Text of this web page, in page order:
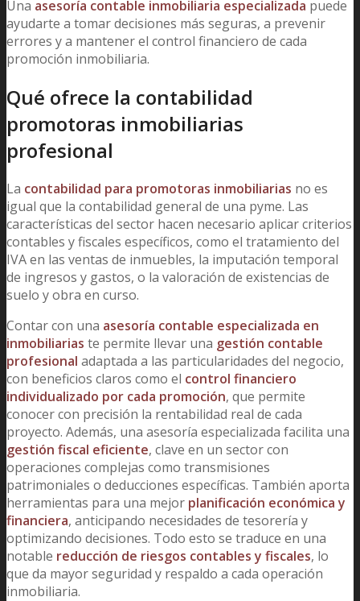
Una asesoría contable inmobiliaria especializada puede
ayudarte a tomar decisiones más seguras, a prevenir
errores y a mantener el control financiero de cada
promoción inmobiliaria.
Qué ofrece la contabilidad
promotoras inmobiliarias
profesional
La contabilidad para promotoras inmobiliarias no es
igual que la contabilidad general de una pyme. Las
características del sector hacen necesario aplicar criterios
contables y fiscales específicos, como el tratamiento del
IVA en las ventas de inmuebles, la imputación temporal
de ingresos y gastos, o la valoración de existencias de
suelo y obra en curso.
Contar con una asesoría contable especializada en
inmobiliarias te permite llevar una gestión contable
profesional adaptada a las particularidades del negocio,
con beneficios claros como el control financiero
individualizado por cada promoción, que permite
conocer con precisión la rentabilidad real de cada
proyecto. Además, una asesoría especializada facilita una
gestión fiscal eficiente, clave en un sector con
operaciones complejas como transmisiones
patrimoniales o deducciones específicas. También aporta
herramientas para una mejor planificación económica y
financiera, anticipando necesidades de tesorería y
optimizando decisiones. Todo esto se traduce en una
notable reducción de riesgos contables y fiscales, lo
que da mayor seguridad y respaldo a cada operación
inmobiliaria.